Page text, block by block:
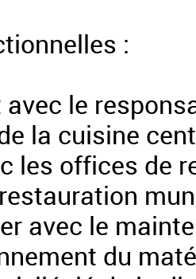
:
le
la cuisine
les offices de
avec le
du